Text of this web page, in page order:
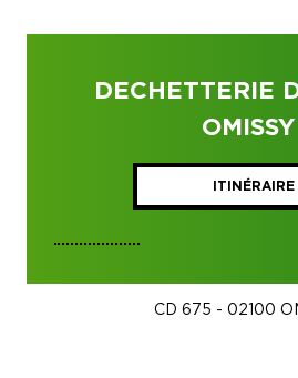
DECHETTERIE
OMISSY
ITINÉRAIRE
CD 675 - 02100